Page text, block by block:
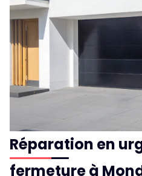
Réparation en
fermeture à